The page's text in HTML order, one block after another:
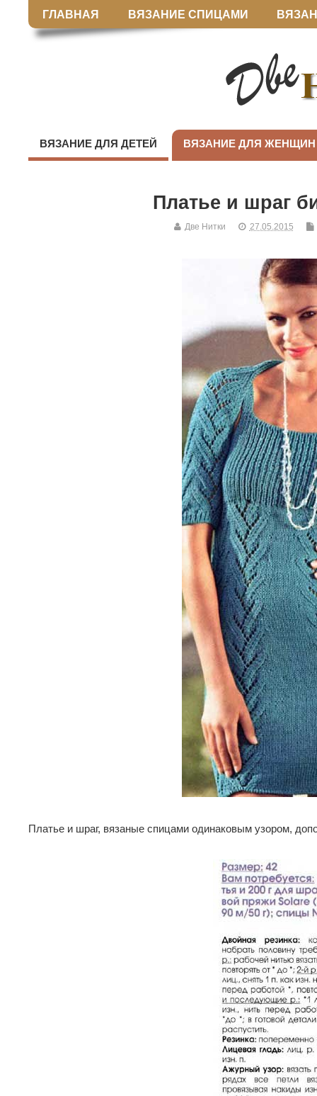
ГЛАВНАЯ ВЯЗАНИЕ СПИЦАМИ
ВЯЗАНИЕ ДЛЯ ДЕТЕЙ ВЯЗАНИЕ ДЛЯ ЖЕНЩИН
Платье и шраг
Две Нитки 27.05.2015
Платье и шраг, вязаные спицами одинаковым узором,